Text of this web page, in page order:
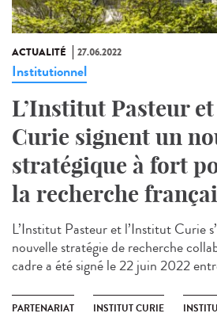
ACTUALITÉ 27.06.2022
Institutionnel
L’Institut Pasteur
Curie signent un
stratégique à fort
la recherche
L’Institut Pasteur et l’Institut Curie
nouvelle stratégie de recherche
cadre a été signé le 22 juin 2022
PARTENARIAT INSTITUT CURIE